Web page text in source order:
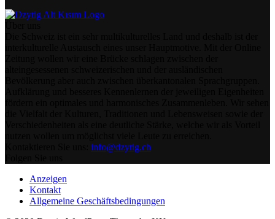
info@dzytig.ch
Anzeigen
Kontakt
Allgemeine Geschäftsbedingungen